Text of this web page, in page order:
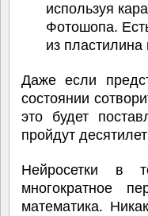
используя
Фотошопа.
из
Даже если
состоянии
это будет
пройдут
Нейросетки в
многократное
математика.